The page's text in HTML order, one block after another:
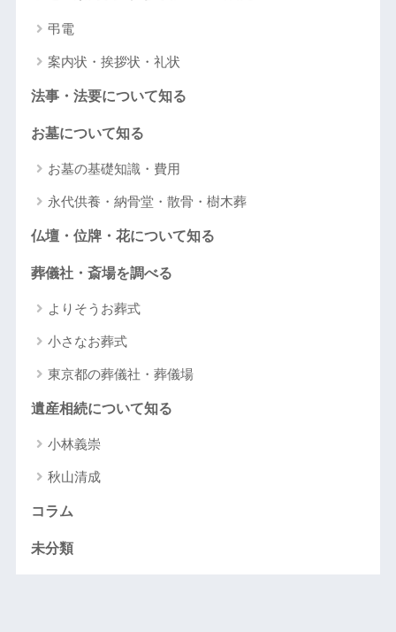
弔電
案内状・挨拶状・礼状
法事・法要について知る
お墓について知る
お墓の基礎知識・費用
永代供養・納骨堂・散骨・樹木葬
仏壇・位牌・花について知る
葬儀社・斎場を調べる
よりそうお葬式
小さなお葬式
東京都の葬儀社・葬儀場
遺産相続について知る
小林義崇
秋山清成
コラム
未分類